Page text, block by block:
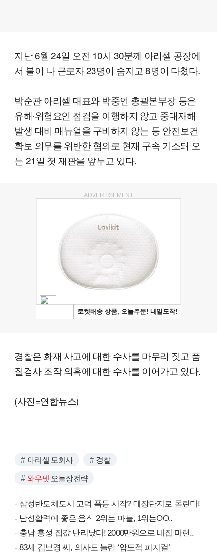
지난 6월 24일 오전 10시 30분께 아리셀 공장에
서 불이 나 근로자 23명이 숨지고 8명이 다쳤다.
박순관 아리셀 대표와 박중언 총괄본부장 등은
유해·위험요인 점검을 이행하지 않고 중대재해
발생 대비 매뉴얼을 구비하지 않는 등 안전보건
확보 의무를 위반한 혐의로 현재 구속 기소돼 오
는 21일 첫 재판을 앞두고 있다.
ADVERTISEMENT
경찰은 화재 사고에 대한 수사를 마무리 짓고 품
질검사 조작 의혹에 대한 수사를 이어가고 있다.
(사진=연합뉴스)
아리셀 모회사 경찰
와우넷 오늘장전략
삼성반도체도시 고덕 폭등 시작? 대장단지로 몰린다!
남성활력에 좋은 음식 2위는 마늘, 1위는OO..
충남 홍성 집값 난리났다! 2000만원으로 내집 마련..
83세 김보경 씨, 의사도 놀란 ‘압도적 피지컬’